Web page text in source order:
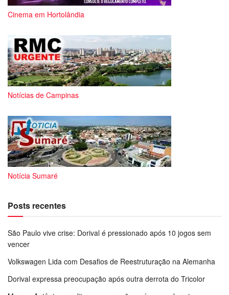
Cinema em Hortolândia
Notícias de Campinas
Notícia Sumaré
Posts recentes
São Paulo vive crise: Dorival é pressionado após 10 jogos sem
vencer
Volkswagen Lida com Desafios de Reestruturação na Alemanha
Dorival expressa preocupação após outra derrota do Tricolor